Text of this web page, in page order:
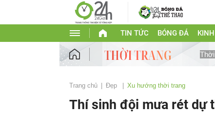
TIN TỨC BÓNG ĐÁ
Trang chủ Đẹp Xu hướng thời trang
Thí sinh đội mưa rét dự